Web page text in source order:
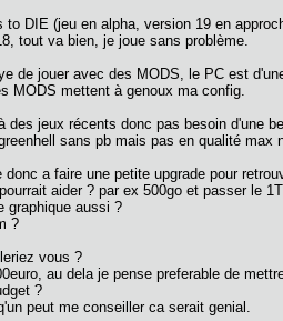
to DIE (jeu en alpha, version 19 en
tout va bien, je joue sans problème.
de jouer avec des MODS, le PC est
MODS mettent à genoux ma config.
des jeux récents donc pas besoin d'une
sans pb mais pas en qualité max
donc a faire une petite upgrade pour
aider ? par ex 500go et passer le
graphique aussi ?
?
vous ?
au dela je pense preferable de
?
peut me conseiller ca serait genial.